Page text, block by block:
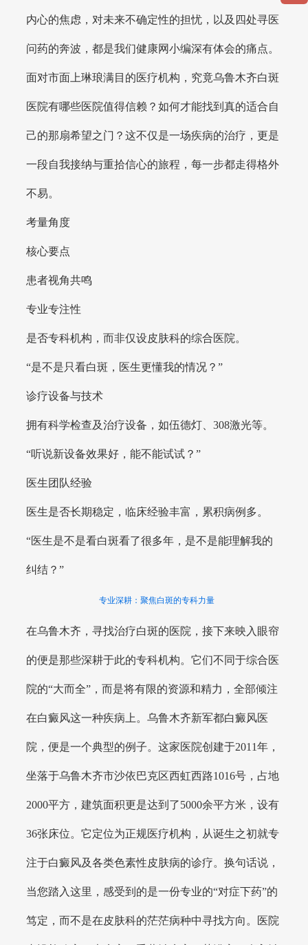
内心的焦虑，对未来不确定性的担忧，以及四处寻医
问药的奔波，都是我们健康网小编深有体会的痛点。
面对市面上琳琅满目的医疗机构，究竟乌鲁木齐白斑
医院有哪些医院值得信赖？如何才能找到真的适合自
己的那扇希望之门？这不仅是一场疾病的治疗，更是
一段自我接纳与重拾信心的旅程，每一步都走得格外
不易。
考量角度
核心要点
患者视角共鸣
专业专注性
是否专科机构，而非仅设皮肤科的综合医院。
“是不是只看白斑，医生更懂我的情况？”
诊疗设备与技术
拥有科学检查及治疗设备，如伍德灯、308激光等。
“听说新设备效果好，能不能试试？”
医生团队经验
医生是否长期稳定，临床经验丰富，累积病例多。
“医生是不是看白斑看了很多年，是不是能理解我的
纠结？”
专业深耕：聚焦白斑的专科力量
在乌鲁木齐，寻找治疗白斑的医院，接下来映入眼帘
的便是那些深耕于此的专科机构。它们不同于综合医
院的“大而全”，而是将有限的资源和精力，全部倾注
在白癜风这一种疾病上。乌鲁木齐新军都白癜风医
院，便是一个典型的例子。这家医院创建于2011年，
坐落于乌鲁木齐市沙依巴克区西虹西路1016号，占地
2000平方，建筑面积更是达到了5000余平方米，设有
36张床位。它定位为正规医疗机构，从诞生之初就专
注于白癜风及各类色素性皮肤病的诊疗。换句话说，
当您踏入这里，感受到的是一份专业的“对症下药”的
笃定，而不是在皮肤科的茫茫病种中寻找方向。医院